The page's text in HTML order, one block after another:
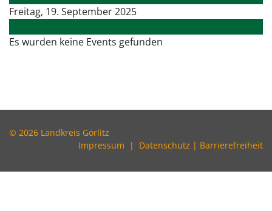
Freitag, 19. September 2025
Es wurden keine Events gefunden
© 2026 Landkreis Görlitz
Impressum | Datenschutz | Barrierefreiheit